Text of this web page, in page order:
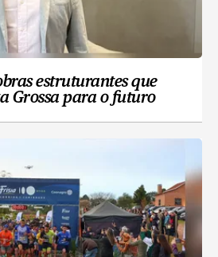
estruturantes que
Grossa para o futuro